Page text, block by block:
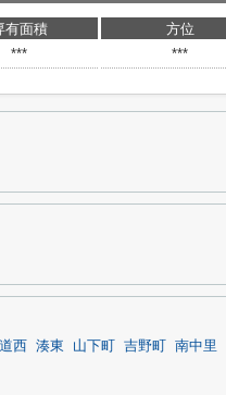
有面積 方位
*** ***
西 湊東 山下町 吉野町 南中里